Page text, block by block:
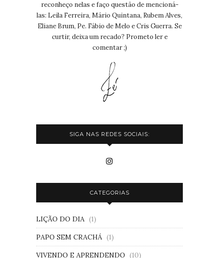
reconheço nelas e faço questão de mencioná-
las: Leila Ferreira, Mário Quintana, Rubem Alves,
Eliane Brum, Pe. Fábio de Melo e Cris Guerra. Se
curtir, deixa um recado? Prometo ler e
comentar ;)
SIGA NAS REDES SOCIAIS:
CATEGORIAS
LIÇÃO DO DIA (1)
PAPO SEM CRACHÁ (1)
VIVENDO E APRENDENDO (10)